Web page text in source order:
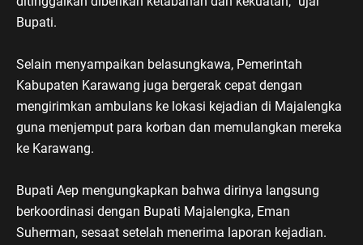
Bupati.
Selain menyampaikan belasungkawa, Pemerintah
Kabupaten Karawang juga bergerak cepat dengan
mengirimkan ambulans ke lokasi kejadian di Majalengka
guna menjemput para korban dan memulangkan mereka
ke Karawang.
Bupati Aep mengungkapkan bahwa dirinya langsung
berkoordinasi dengan Bupati Majalengka, Eman
Suherman, sesaat setelah menerima laporan kejadian.